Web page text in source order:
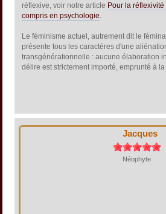
réflexive, voir notre article Pour la
compris en psychologie.
Le féminisme actuel, autrement dit le
présente tous les caractères d'une
transgénérationnelle : aucune élaboration
délire est strictement importé, emprunté à
Jacques
Néophyte